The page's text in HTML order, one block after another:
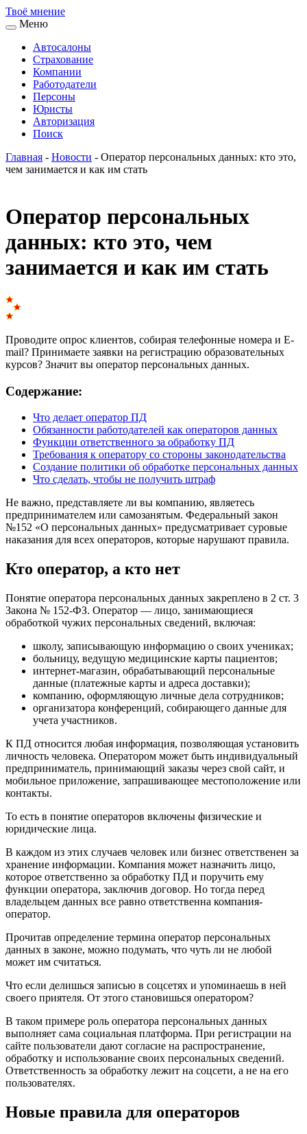
Твоё мнение
Меню
Автосалоны
Страхование
Компании
Работодатели
Персоны
Юристы
Авторизация
Поиск
Главная - Новости - Оператор персональных данных: кто это,
чем занимается и как им стать
Оператор персональных
данных: кто это, чем
занимается и как им стать
Проводите опрос клиентов, собирая телефонные номера и E-
mail? Принимаете заявки на регистрацию образовательных
курсов? Значит вы оператор персональных данных.
Содержание:
Что делает оператор ПД
Обязанности работодателей как операторов данных
Функции ответственного за обработку ПД
Требования к оператору со стороны законодательства
Создание политики об обработке персональных данных
Что сделать, чтобы не получить штраф
Не важно, представляете ли вы компанию, являетесь
предпринимателем или самозанятым. Федеральный закон
№152 «О персональных данных» предусматривает суровые
наказания для всех операторов, которые нарушают правила.
Кто оператор, а кто нет
Понятие оператора персональных данных закреплено в 2 ст. 3
Закона № 152-ФЗ. Оператор — лицо, занимающиеся
обработкой чужих персональных сведений, включая:
школу, записывающую информацию о своих учениках;
больницу, ведущую медицинские карты пациентов;
интернет-магазин, обрабатывающий персональные
данные (платежные карты и адреса доставки);
компанию, оформляющую личные дела сотрудников;
организатора конференций, собирающего данные для
учета участников.
К ПД относится любая информация, позволяющая установить
личность человека. Оператором может быть индивидуальный
предприниматель, принимающий заказы через свой сайт, и
мобильное приложение, запрашивающее местоположение или
контакты.
То есть в понятие операторов включены физические и
юридические лица.
В каждом из этих случаев человек или бизнес ответственен за
хранение информации. Компания может назначить лицо,
которое ответственно за обработку ПД и поручить ему
функции оператора, заключив договор. Но тогда перед
владельцем данных все равно ответственна компания-
оператор.
Прочитав определение термина оператор персональных
данных в законе, можно подумать, что чуть ли не любой
может им считаться.
Что если делишься записью в соцсетях и упоминаешь в ней
своего приятеля. От этого становишься оператором?
В таком примере роль оператора персональных данных
выполняет сама социальная платформа. При регистрации на
сайте пользователи дают согласие на распространение,
обработку и использование своих персональных сведений.
Ответственность за обработку лежит на соцсети, а не на его
пользователях.
Новые правила для операторов